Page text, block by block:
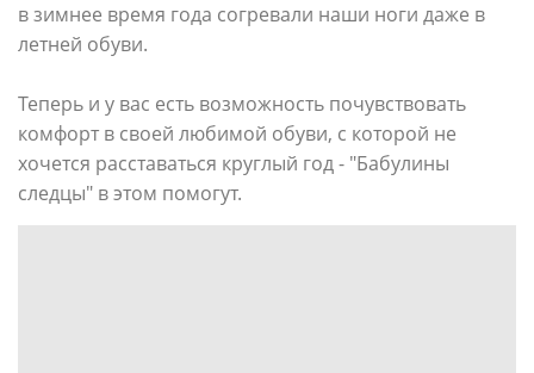
в зимнее время года согревали наши ноги даже в
летней обуви.
Теперь и у вас есть возможность почувствовать
комфорт в своей любимой обуви, с которой не
хочется расставаться круглый год - "Бабулины
следцы" в этом помогут.